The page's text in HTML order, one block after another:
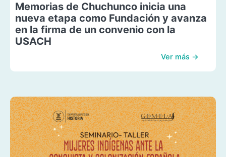
Memorias de Chuchunco inicia una
nueva etapa como Fundación y avanza
en la firma de un convenio con la
USACH
Ver más →